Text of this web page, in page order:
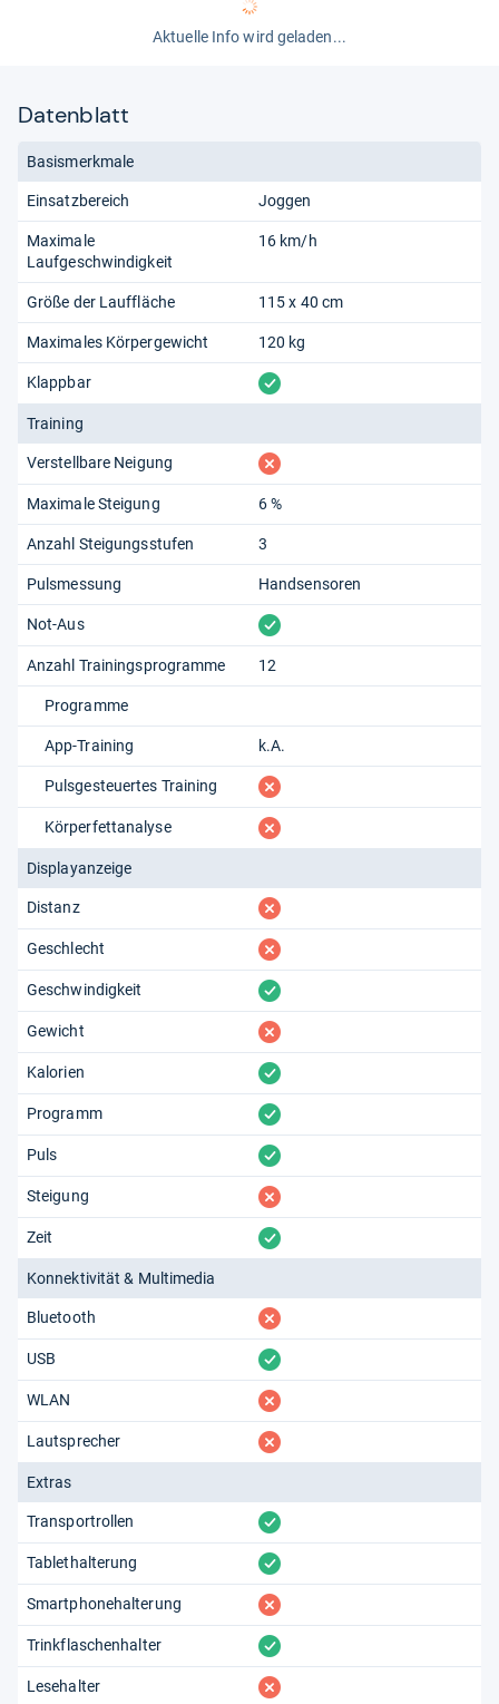
Aktuelle Info wird geladen...
Datenblatt
Basismerkmale
Einsatzbereich Joggen
Maximale
Laufgeschwindigkeit
16 km/h
Größe der Lauffläche 115 x 40 cm
Maximales Körpergewicht 120 kg
Klappbar vorhanden
Training
Verstellbare Neigung fehlt
Maximale Steigung 6 %
Anzahl Steigungsstufen 3
Pulsmessung Handsensoren
Not-Aus vorhanden
Anzahl Trainingsprogramme 12
Programme
App-Training k.A.
Pulsgesteuertes Training fehlt
Körperfettanalyse fehlt
Displayanzeige
Distanz fehlt
Geschlecht fehlt
Geschwindigkeit vorhanden
Gewicht fehlt
Kalorien vorhanden
Programm vorhanden
Puls vorhanden
Steigung fehlt
Zeit vorhanden
Konnektivität & Multimedia
Bluetooth fehlt
USB vorhanden
WLAN fehlt
Lautsprecher fehlt
Extras
Transportrollen vorhanden
Tablethalterung vorhanden
Smartphonehalterung fehlt
Trinkflaschenhalter vorhanden
Lesehalter fehlt